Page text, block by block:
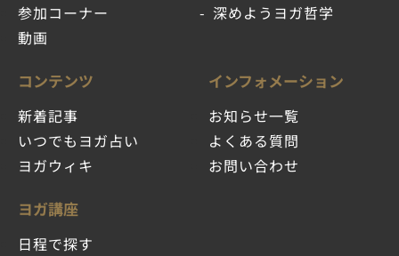
参加コーナー
動画
深めようヨガ哲学
コンテンツ
新着記事
いつでもヨガ占い
ヨガウィキ
ヨガ講座
日程で探す
インフォメーション
お知らせ一覧
よくある質問
お問い合わせ